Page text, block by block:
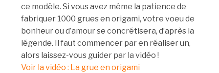
ce modèle. Si vous avez même la patience de
fabriquer 1000 grues en origami, votre voeu de
bonheur ou d’amour se concrétisera, d’après la
légende. Il faut commencer par en réaliser un,
alors laissez-vous guider par la vidéo !
Voir la vidéo : La grue en origami